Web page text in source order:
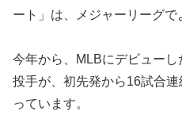
ート」は、メジャーリーグで
今年から、MLBにデビュー
投手が、初先発から16試合
っています。